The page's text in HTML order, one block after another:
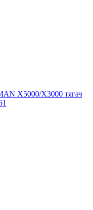
X5000/X3000 тягач